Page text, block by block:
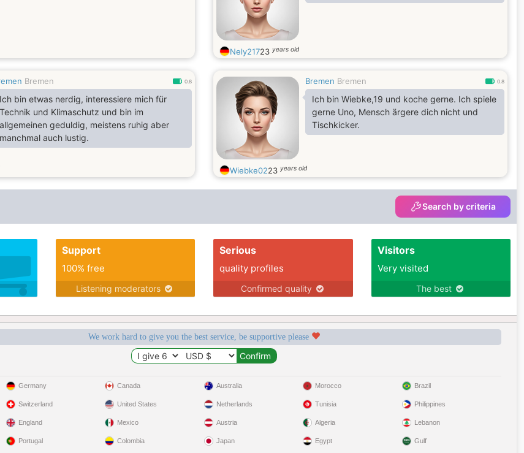
Nely21723 years old
Bremen 0.8
Ich bin etwas nerdig, interessiere mich für
Technik und Klimaschutz und bin im
allgemeinen geduldig, meistens ruhig aber
manchmal auch lustig.
Bremen Bremen 0.8
Ich bin Wiebke,19 und koche gerne. Ich spiele
gerne Uno, Mensch ärgere dich nicht und
Tischkicker.
Wiebke0223 years old
Search by criteria
Support
100% free
Listening moderators
Serious
quality profiles
Confirmed quality
Visitors
Very visited
The best
We work hard to give you the best service, be supportive please
Germany
Switzerland
England
Portugal
Canada
United States
Mexico
Colombia
Australia
Netherlands
Austria
Japan
Morocco
Tunisia
Algeria
Egypt
Brazil
Philippines
Lebanon
Gulf